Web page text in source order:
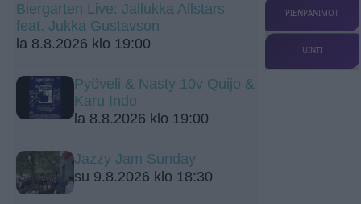
Biergarten Live: Jallukka Allstars
feat. Jukka Gustavson
la 8.8.2026 klo 19:00
Pyöveli & Nasty 10v Quijo &
Karu Indo
la 8.8.2026 klo 19:00
Jazzy Jam Sunday
su 9.8.2026 klo 18:30
PIENPANIMOT
UINTI